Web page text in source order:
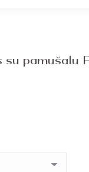
su pamušalu